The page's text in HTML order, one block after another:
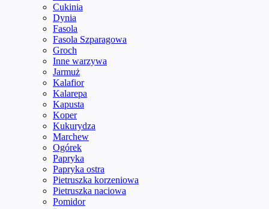
Cukinia
Dynia
Fasola
Fasola Szparagowa
Groch
Inne warzywa
Jarmuż
Kalafior
Kalarepa
Kapusta
Koper
Kukurydza
Marchew
Ogórek
Papryka
Papryka ostra
Pietruszka korzeniowa
Pietruszka naciowa
Pomidor